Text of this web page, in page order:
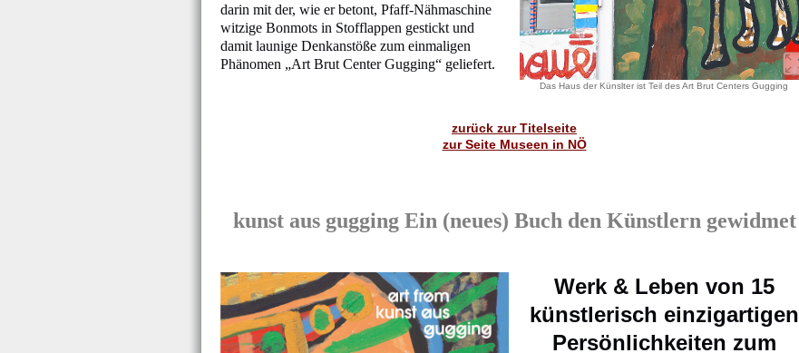
darin mit der, wie er betont, Pfaff-Nähmaschine
witzige Bonmots in Stofflappen gestickt und
damit launige Denkanstöße zum einmaligen
Phänomen „Art Brut Center Gugging“ geliefert.
Das Haus der Künslter ist Teil des Art Brut Centers Gugging
zurück zur Titelseite
zur Seite Museen in NÖ
kunst aus gugging Ein (neues) Buch den Künstlern gewidmet
Werk & Leben von 15
künstlerisch einzigartigen
Persönlichkeiten zum